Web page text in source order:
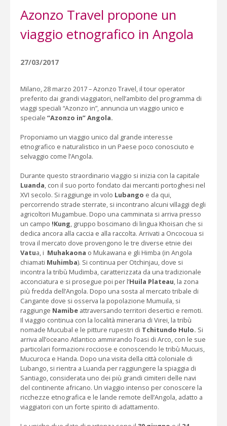
Azonzo Travel propone un
viaggio etnografico in Angola
27/03/2017
Milano, 28 marzo 2017 – Azonzo Travel, il tour operator
preferito dai grandi viaggiatori, nell’ambito del programma di
viaggi speciali “Azonzo in”, annuncia un viaggio unico e
speciale “Azonzo in” Angola.
Proponiamo un viaggio unico dal grande interesse
etnografico e naturalistico in un Paese poco conosciuto e
selvaggio come l’Angola.
Durante questo straordinario viaggio si inizia con la capitale
Luanda, con il suo porto fondato dai mercanti portoghesi nel
XVI secolo. Si raggiunge in volo Lubango e da qui,
percorrendo strade sterrate, si incontrano alcuni villaggi degli
agricoltori Mugambue. Dopo una camminata si arriva presso
un campo !Kung, gruppo boscimano di lingua Khoisan che si
dedica ancora alla caccia e alla raccolta. Arrivati a Oncocoua si
trova il mercato dove provengono le tre diverse etnie dei
Vatua, i Muhakaona o Mukawana e gli Himba (in Angola
chiamati Muhimba). Si continua per Otchinjau, dove si
incontra la tribù Mudimba, caratterizzata da una tradizionale
acconciatura e si prosegue poi per l’Huila Plateau, la zona
più fredda dell’Angola. Dopo una sosta al mercato tribale di
Cangante dove si osserva la popolazione Mumuila, si
raggiunge Namibe attraversando territori desertici e remoti.
Il viaggio continua con la località mineraria di Virei, la tribù
nomade Mucubal e le pitture rupestri di Tchitundo Hulo. Si
arriva all’oceano Atlantico ammirando l’oasi di Arco, con le sue
particolari formazioni rocciose e conoscendo le tribù Mucuis,
Mucuroca e Handa. Dopo una visita della città coloniale di
Lubango, si rientra a Luanda per raggiungere la spiaggia di
Santiago, considerata uno dei più grandi cimiteri delle navi
del continente africano. Un viaggio intenso per conoscere la
ricchezze etnografica e le lande remote dell’Angola, adatto a
viaggiatori con un forte spirito di adattamento.